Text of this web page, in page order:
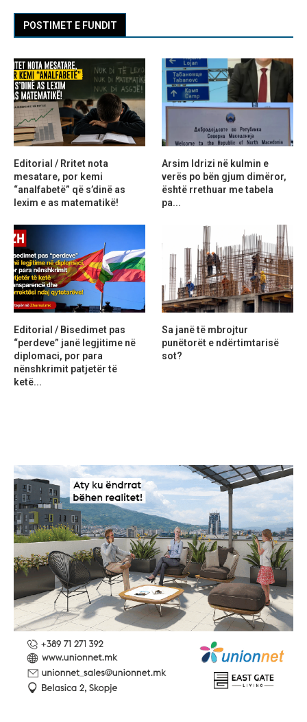
POSTIMET E FUNDIT
Editorial / Rritet nota
mesatare, por kemi
“analfabetë” që s’dinë as
lexim e as matematikë!
Arsim Idrizi në kulmin e
verës po bën gjum dimëror,
është rrethuar me tabela
pa...
Editorial / Bisedimet pas
“perdeve” janë legjitime në
diplomaci, por para
nënshkrimit patjetër të
ketë...
Sa janë të mbrojtur
punëtorët e ndërtimtarisë
sot?